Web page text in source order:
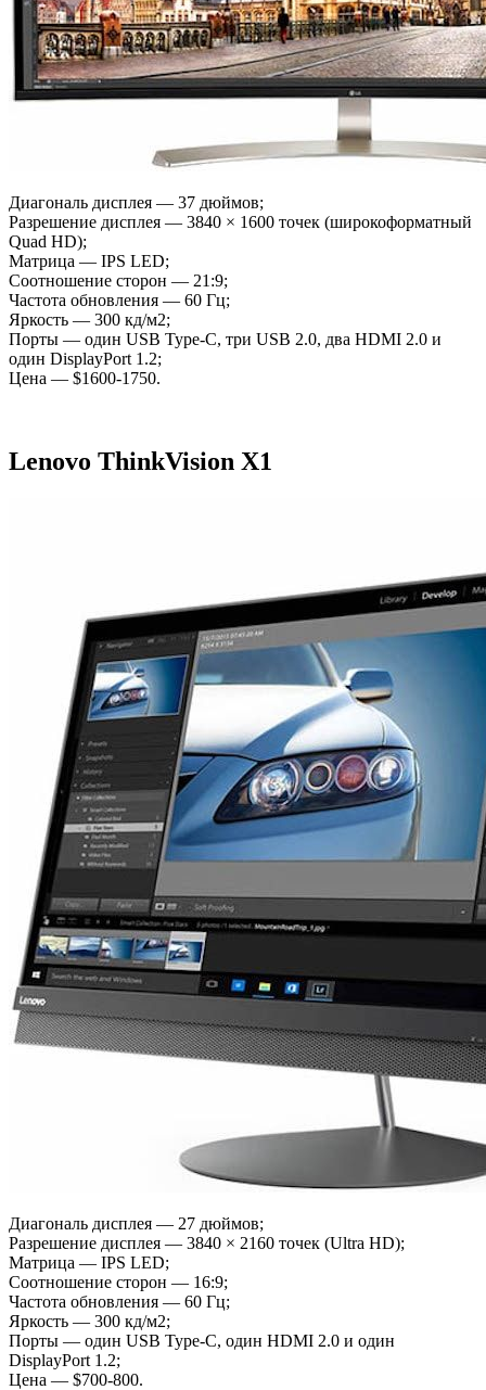
Диагональ дисплея — 37 дюймов;
Разрешение дисплея — 3840 × 1600 точек (широкоформатный
Quad HD);
Матрица — IPS LED;
Соотношение сторон — 21:9;
Частота обновления — 60 Гц;
Яркость — 300 кд/м2;
Порты — один USB Type-C, три USB 2.0, два HDMI 2.0 и
один DisplayPort 1.2;
Цена — $1600-1750.
Lenovo ThinkVision X1
Диагональ дисплея — 27 дюймов;
Разрешение дисплея — 3840 × 2160 точек (Ultra HD);
Матрица — IPS LED;
Соотношение сторон — 16:9;
Частота обновления — 60 Гц;
Яркость — 300 кд/м2;
Порты — один USB Type-C, один HDMI 2.0 и один
DisplayPort 1.2;
Цена — $700-800.